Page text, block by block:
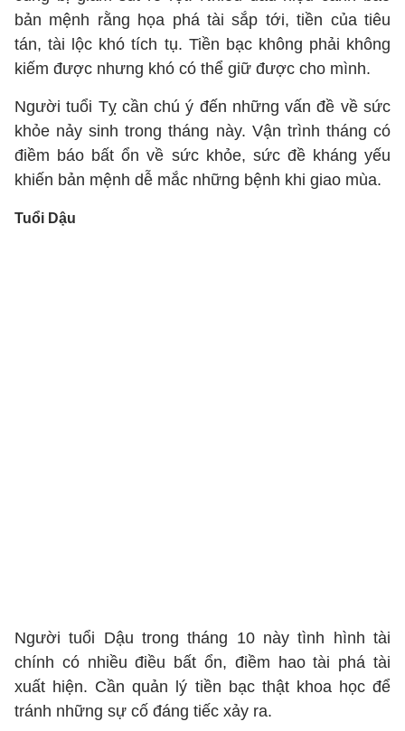
bản mệnh rằng họa phá tài sắp tới, tiền của tiêu
tán, tài lộc khó tích tụ. Tiền bạc không phải không
kiếm được nhưng khó có thể giữ được cho mình.
Người tuổi Tỵ cần chú ý đến những vấn đề về sức
khỏe nảy sinh trong tháng này. Vận trình tháng có
điềm báo bất ổn về sức khỏe, sức đề kháng yếu
khiến bản mệnh dễ mắc những bệnh khi giao mùa.
Tuổi Dậu
Người tuổi Dậu trong tháng 10 này tình hình tài
chính có nhiều điều bất ổn, điềm hao tài phá tài
xuất hiện. Cần quản lý tiền bạc thật khoa học để
tránh những sự cố đáng tiếc xảy ra.